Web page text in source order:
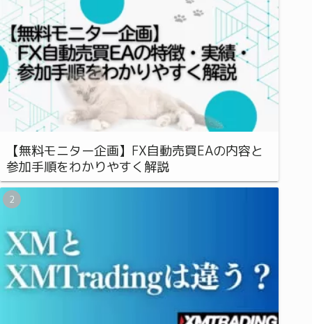
【無料モニター企画】FX自動売買EAの内容と
参加手順をわかりやすく解説